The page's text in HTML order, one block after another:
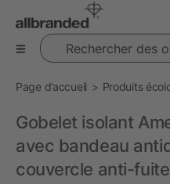
Rechercher des objets
Page d’accueil Produits
Gobelet isolant
avec bandeau
couvercle anti-fuite